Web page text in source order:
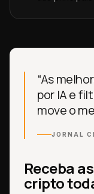
“As
por IA e
move o
JORNAL
Receba
cripto